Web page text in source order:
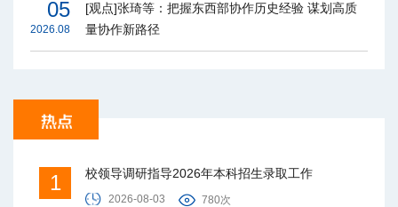
05
2026.08
[观点]张琦等：把握东西部协作历史经验 谋划高质
量协作新路径
1 校领导调研指导2026年本科招生录取工作
2026-08-03 780次